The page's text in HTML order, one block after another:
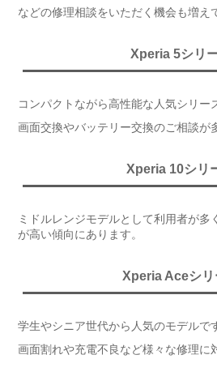
などの修理相談をいただく機会も増え
Xperia 5シリ
コンパクトながら高性能な人気シリー
画面交換やバッテリー交換のご相談が
Xperia 10シリ
ミドルレンジモデルとして利用者が多
が高い傾向にあります。
Xperia Aceシリ
学生やシニア世代から人気のモデルで
画面割れや充電不良など様々な修理に